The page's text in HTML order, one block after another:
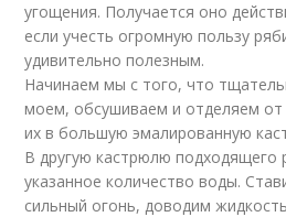
угощения. Получается оно
если учесть огромную пользу
удивительно полезным.
Начинаем мы с того, что
моем, обсушиваем и отделяем
их в большую эмалированную
В другую кастрюлю подходящего
указанное количество воды.
сильный огонь, доводим